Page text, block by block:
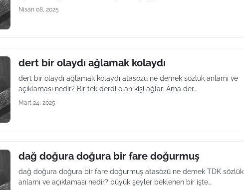
Nisan 08, 2025
dert bir olaydı ağlamak kolaydı
dert bir olaydı ağlamak kolaydı atasözü ne demek sözlük anlamı ve
açıklaması nedir? Bir tek derdi olan kişi ağlar. Ama der…
Mart 24, 2025
dağ doğura doğura bir fare doğurmuş
dağ doğura doğura bir fare doğurmuş atasözü ne demek TDK sözlük
anlamı ve açıklaması nedir? büyük şeyler beklenen bir işte…